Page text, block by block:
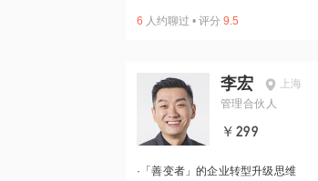
6 人约聊过 • 评分 9.5
李宏
上海
管理合伙人
￥299
· 「善变者」的企业转型升级思维